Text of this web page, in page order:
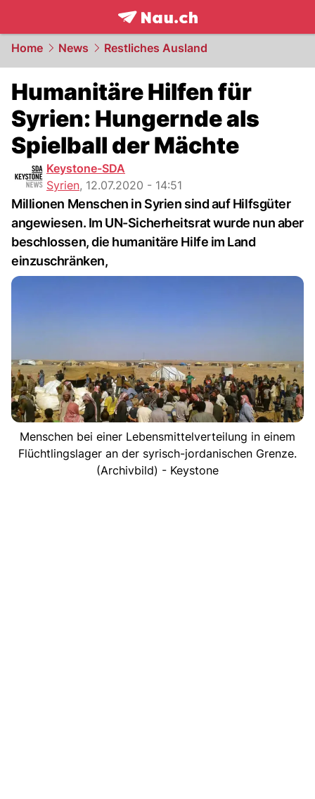
frontpage.NAU.ch
Home News Restliches Ausland
Humanitäre Hilfen für
Syrien: Hungernde als
Spielball der Mächte
Keystone-SDA
Syrien, 12.07.2020 - 14:51
Millionen Menschen in Syrien sind auf Hilfsgüter
angewiesen. Im UN-Sicherheitsrat wurde nun aber
beschlossen, die humanitäre Hilfe im Land
einzuschränken,
Menschen bei einer Lebensmittelverteilung in einem
Flüchtlingslager an der syrisch-jordanischen Grenze.
(Archivbild) - Keystone